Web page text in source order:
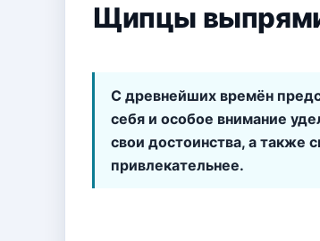
Щипцы
С древнейших времён
себя и особое внимание
свои достоинства, а также
привлекательнее.